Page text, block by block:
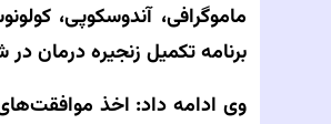
ماموگرافی، آندوسکوپی،
برنامه تکمیل زنجیره درمان
وی ادامه داد: اخذ موافقت‌های